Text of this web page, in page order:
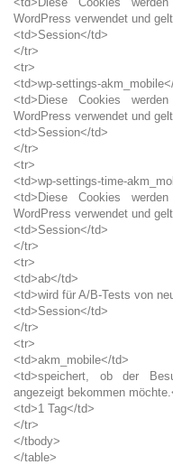
WordPress verwendet und
<td>Session</td>
</tr>
<tr>
<td>wp-settings-
<td>Diese Cookies
WordPress verwendet und
<td>Session</td>
</tr>
<tr>
<td>wp-settings-time-
<td>Diese Cookies
WordPress verwendet und
<td>Session</td>
</tr>
<tr>
<td>ab</td>
<td>wird für A/B-Tests von
<td>Session</td>
</tr>
<tr>
<td>akm_mobile</td>
<td>speichert, ob der
angezeigt bekommen
<td>1 Tag</td>
</tr>
</tbody>
</table>